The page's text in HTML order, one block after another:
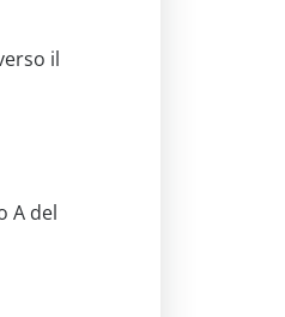
il
A del